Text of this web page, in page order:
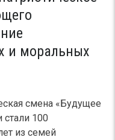
и моральных
смена «Будущее
стали 100
из семей